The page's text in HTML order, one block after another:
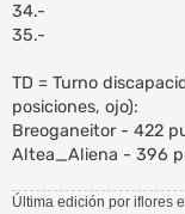
34.-
35.-
TD = Turno
posiciones, ojo):
Breoganeitor - 422
Altea_Aliena - 396
Última edición por iflores